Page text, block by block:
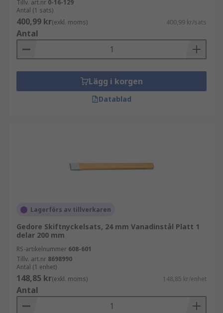
Tillv. art.nr 0-16-129
Antal (1 sats)
400,99 kr(exkl. moms) 400,99 kr/sats
Antal
Lägg i korgen
Datablad
Lagerförs av tillverkaren
Gedore Skiftnyckelsats, 24 mm Vanadinstål Platt 1
delar 200 mm
RS-artikelnummer 608-601
Tillv. art.nr 8698990
Antal (1 enhet)
148,85 kr(exkl. moms) 148,85 kr/enhet
Antal